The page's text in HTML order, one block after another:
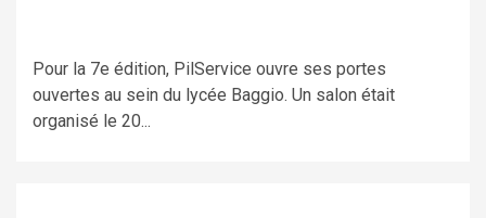
Pour la 7e édition, PilService ouvre ses portes
ouvertes au sein du lycée Baggio. Un salon était
organisé le 20...